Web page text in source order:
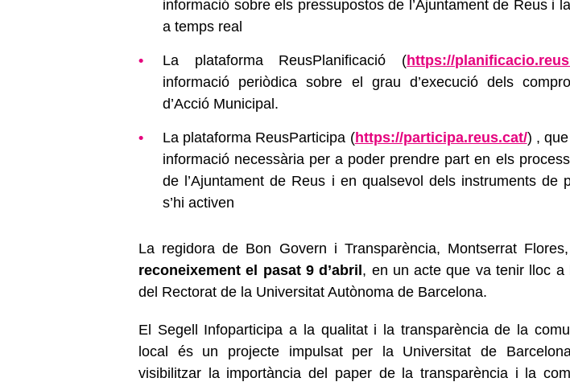
informació sobre els pressupostos de l’Ajuntament de Reus i
a temps real
La plataforma ReusPlanificació (https://
informació periòdica sobre el grau d’execució dels
d’Acció Municipal.
La plataforma ReusParticipa (https://participa.reus.cat/) ,
informació necessària per a poder prendre part en els
de l’Ajuntament de Reus i en qualsevol dels instruments de
s’hi activen
La regidora de Bon Govern i Transparència, Montserrat
reconeixement el pasat 9 d’abril, en un acte que va tenir lloc a
del Rectorat de la Universitat Autònoma de Barcelona.
El Segell Infoparticipa a la qualitat i la transparència de la
local és un projecte impulsat per la Universitat de
visibilitzar la importància del paper de la transparència i la